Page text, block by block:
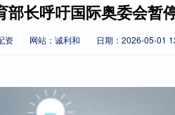
部长呼吁国际奥委会暂
资 网站：诚利和 日期：2026-05-01